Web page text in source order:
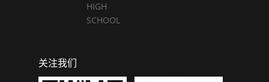
HIGH
SCHOOL
关注我们